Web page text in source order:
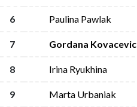
6 Paulina Pawlak
7 Gordana Kovacevic
8 Irina Ryukhina
9 Marta Urbaniak
6 Paulina Pawlak
7 Gordana Kovacevic
8 Irina Ryukhina
9 Marta Urbaniak